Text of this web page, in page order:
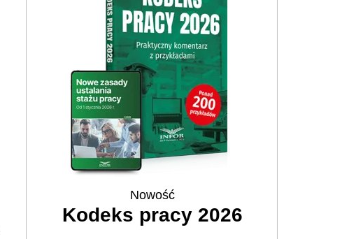
Nowość
Kodeks pracy 2026